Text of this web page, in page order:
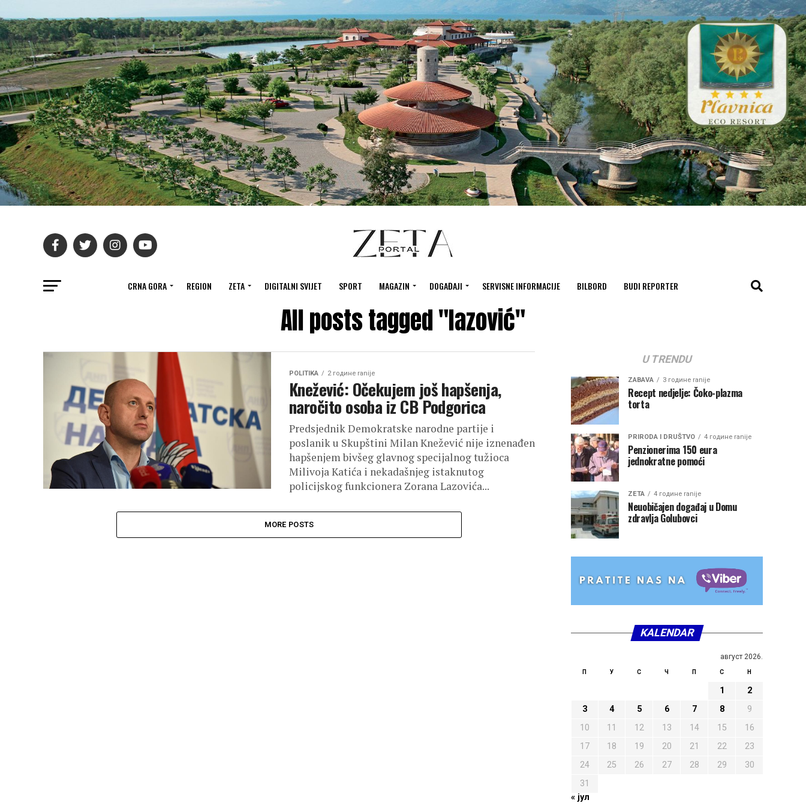
CRNA GORA REGION ZETA DIGITALNI SVIJET SPORT MAGAZIN DOGAĐAJI SERVISNE INFORMACIJE BILBORD BUDI REPORTER
All posts tagged "lazović"
POLITIKA 2 године ranije
Knežević: Očekujem još hapšenja,
naročito osoba iz CB Podgorica
Predsjednik Demokratske narodne partije i
poslanik u Skupštini Milan Knežević nije iznenađen
hapšenjem bivšeg glavnog specijalnog tužioca
Milivoja Katića i nekadašnjeg istaknutog
policijskog funkcionera Zorana Lazovića...
MORE POSTS
U TRENDU
ZABAVA 3 године ranije
Recept nedjelje: Čoko-plazma
torta
PRIRODA I DRUŠTVO 4 године ranije
Penzionerima 150 eura
jednokratne pomoći
ZETA 4 године ranije
Neuobičajen događaj u Domu
zdravlja Golubovci
KALENDAR
август 2026.
П У С Ч П С Н
1
2
3
4 5 6 7 8
9
10
11 12 13 14 15
16
17
18 19 20 21 22
23
24
25 26 27 28 29
30
31
« јул